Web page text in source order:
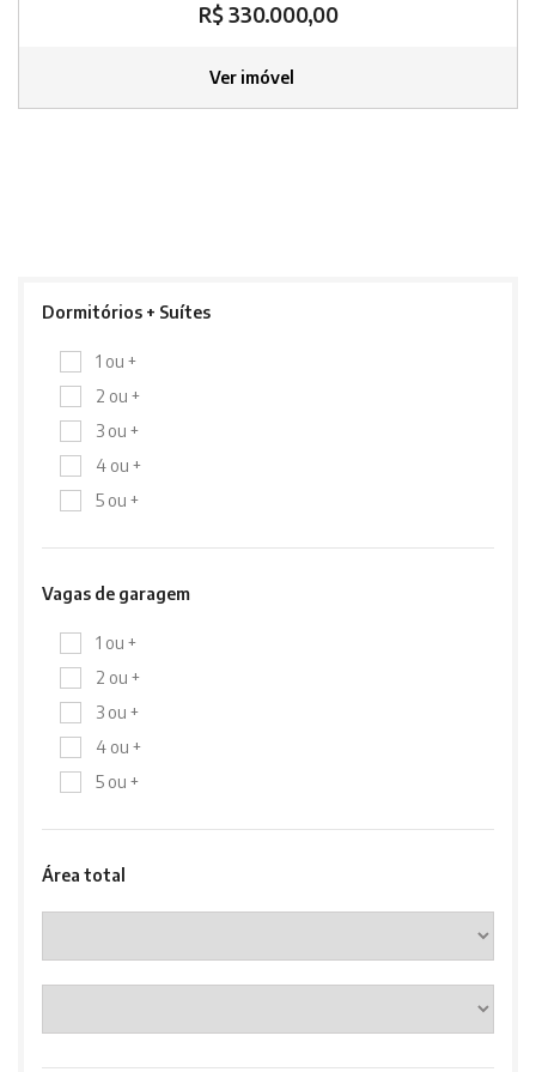
R$ 330.000,00
Ver imóvel
Dormitórios + Suítes
1 ou +
2 ou +
3 ou +
4 ou +
5 ou +
Vagas de garagem
1 ou +
2 ou +
3 ou +
4 ou +
5 ou +
Área total